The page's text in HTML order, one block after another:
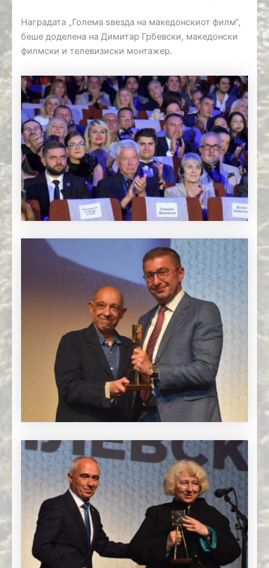
Наградата „Голема ѕвезда на македонскиот филм“,
беше доделена на Димитар Грбевски, македонски
филмски и телевизиски монтажер.